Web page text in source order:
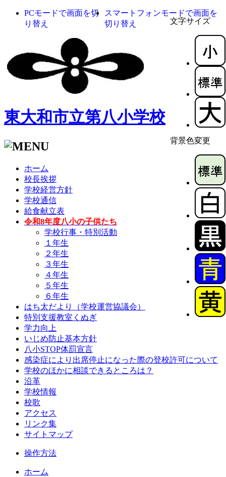
文字サイズ
背景色変更
PCモードで画面を切
り替え
スマートフォンモードで画面を
切り替え
東大和市立第八小学校
ホーム
校長挨拶
学校経営方針
学校通信
給食献立表
令和8年度八小の子供たち
学校行事・特別活動
１年生
２年生
３年生
４年生
５年生
６年生
はち太だより（学校運営協議会）
特別支援教室くぬぎ
学力向上
いじめ防止基本方針
八小STOP体罰宣言
感染症により出席停止になった際の登校許可について
学校のほかに相談できるところは？
沿革
学校情報
校歌
アクセス
リンク集
サイトマップ
操作方法
ホーム